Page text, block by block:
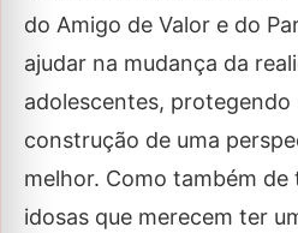
do Amigo de Valor e do
ajudar na mudança da
adolescentes, protegendo
construção de uma
melhor. Como também de
idosas que merecem ter